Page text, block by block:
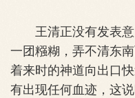
王清正没有发表意
一团糨糊，弄不清东
着来时的神道向出口
有出现任何血迹，这